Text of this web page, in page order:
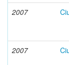
2007
2007